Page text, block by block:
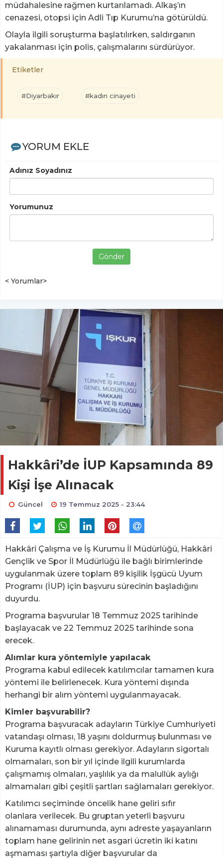
müdahalesine rağmen kurtarılamadı. Alkaş’ın
cenazesi, otopsi için Adli Tıp Kurumu’na götürüldü.
Olayla ilgili soruşturma başlatılırken, saldırganın
yakalanması için polis, çalışmalarını sürdürüyor.
Etiketler
#Diyarbakır #kadın cinayeti
YORUM EKLE
Adınız Soyadınız
Yorumunuz
Gönder
< Yorumlar>
Hakkâri’de İUP Kapsamında 89
Kişi İşe Alınacak
Güncel 19 Temmuz 2025 - 23:44
Hakkâri Çalışma ve İş Kurumu İl Müdürlüğü, Hakkâri
Gençlik ve Spor İl Müdürlüğü ile bağlı birimlerinde
uygulanmak üzere toplam 89 kişilik İşgücü Uyum
Programı (İUP) için başvuru sürecinin başladığını
duyurdu.
Programa başvurular 18 Temmuz 2025 tarihinde
başlayacak ve 22 Temmuz 2025 tarihinde sona
erecek.
Alımlar kura yöntemiyle yapılacak
Programa kabul edilecek katılımcılar tamamen kura
yöntemi ile belirlenecek. Kura yöntemi dışında
herhangi bir alım yöntemi uygulanmayacak.
Kimler başvurabilir?
Programa başvuracak adayların Türkiye Cumhuriyeti
vatandaşı olması, 18 yaşını doldurmuş bulunması ve
Kuruma kayıtlı olması gerekiyor. Adayların sigortalı
olmamaları, son bir yıl içinde ilgili kurumlarda
çalışmamış olmaları, yaşlılık ya da malullük aylığı
almamaları gibi çeşitli şartları sağlamaları gerekiyor.
Katılımcı seçiminde öncelik hane geliri sıfır
olanlara verilecek. Bu gruptan yeterli başvuru
alınamaması durumunda, aynı adreste yaşayanların
toplam hane gelirinin net asgari ücretin iki katını
aşmaması şartıyla diğer başvurular da